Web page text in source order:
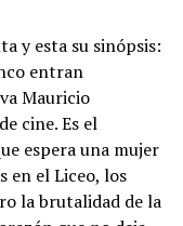
y esta su sinópsis:
entran
Mauricio
cine. Es el
espera una mujer
en el Liceo, los
la brutalidad de la